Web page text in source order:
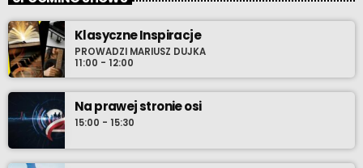
Klasyczne Inspiracje
PROWADZI MARIUSZ DUJKA
11:00 - 12:00
Na prawej stronie osi
15:00 - 15:30